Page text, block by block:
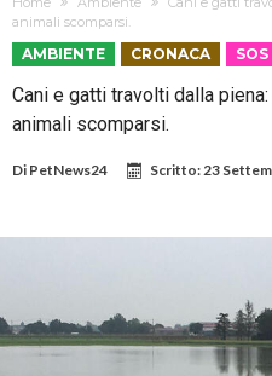
animali scomparsi.
AMBIENTE CRONACA
Cani e gatti travolti dalla
animali scomparsi.
Di PetNews24 Scritto:23